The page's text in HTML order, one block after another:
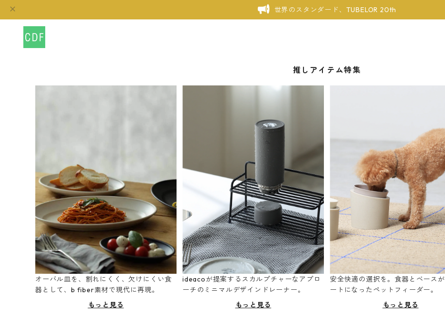
世界のスタンダード、TUBELOR 20th
推しアイテム特集
オーバル皿を、割れにくく、欠けにくい食
器として、b fiber素材で現代に再現。
もっと見る
ideacoが提案するスカルプチャーなアプロ
ーチのミニマルデザインドレーナー。
もっと見る
安全快適の選択を。食器とベース
ートになったペットフィーダー。
もっと見る